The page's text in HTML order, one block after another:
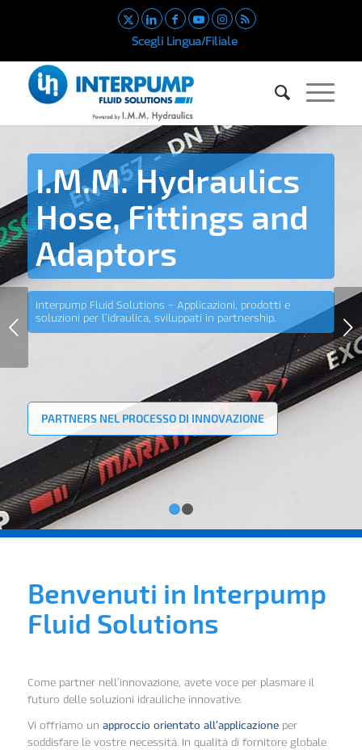
Scegli Lingua/Filiale
I.M.M. Hydraulics
Hose, Fittings and
Adaptors
Interpump Fluid Solutions ~ Applicazioni, prodotti e
soluzioni per l’idraulica, sviluppati in partnership.
PARTNERS NEL PROCESSO DI INNOVAZIONE
Succ
Benvenuti in Interpump
Fluid Solutions
Come partner nell’innovazione, avete voce per plasmare il
futuro delle soluzioni idrauliche innovative.
Vi offriamo un approccio orientato all’applicazioneper
soddisfare le vostre necessità. In qualità di fornitore globale